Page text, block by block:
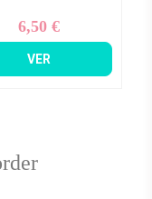
Precio
6,50 €
VER